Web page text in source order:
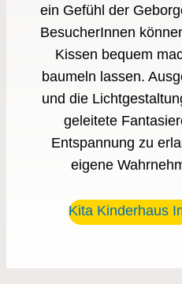
ein Gefühl der
BesucherInnen
Kissen bequem
baumeln lassen.
und die
geleitete
Entspannung zu
eigene
Kita Kinderhaus